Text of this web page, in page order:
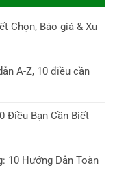
Chọn, Báo giá & Xu
A-Z, 10 điều cần
Điều Bạn Cần Biết
10 Hướng Dẫn Toàn